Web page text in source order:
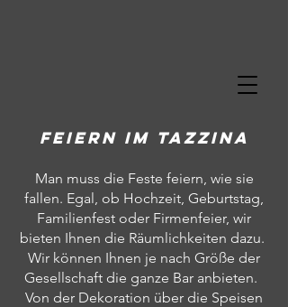
Feiern im Tazzina
Man muss die Feste feiern, wie sie
fallen. Egal, ob Hochzeit, Geburtstag,
Familienfest oder Firmenfeier, wir
bieten Ihnen die Räumlichkeiten dazu.
Wir können Ihnen je nach Größe der
Gesellschaft die ganze Bar anbieten.
Von der Dekoration über die Speisen